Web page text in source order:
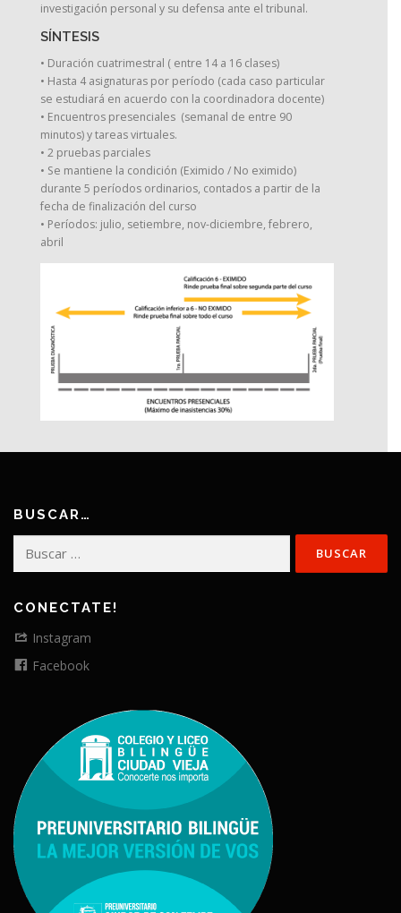
investigación personal y su defensa ante el tribunal.
SÍNTESIS
• Duración cuatrimestral ( entre 14 a 16 clases)
• Hasta 4 asignaturas por período (cada caso particular
se estudiará en acuerdo con la coordinadora docente)
• Encuentros presenciales (semanal de entre 90
minutos) y tareas virtuales.
• 2 pruebas parciales
• Se mantiene la condición (Eximido / No eximido)
durante 5 períodos ordinarios, contados a partir de la
fecha de finalización del curso
• Períodos: julio, setiembre, nov-diciembre, febrero,
abril
BUSCAR…
CONECTATE!
Instagram
Facebook